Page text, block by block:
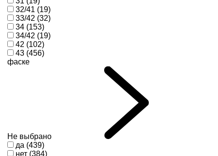
32/41 (19)
33/42 (32)
34 (153)
34/42 (19)
42 (102)
43 (456)
фаске
Не выбрано
да (439)
нет (384)